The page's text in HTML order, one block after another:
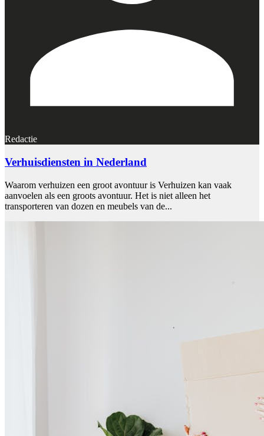
Redactie
Verhuisdiensten in Nederland
Waarom verhuizen een groot avontuur is Verhuizen kan vaak
aanvoelen als een groots avontuur. Het is niet alleen het
transporteren van dozen en meubels van de...